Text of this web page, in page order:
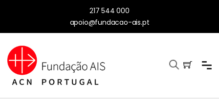
217 544 000
apoio@fundacao-ais.pt